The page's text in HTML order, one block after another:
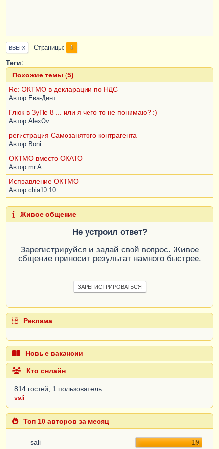
ВВЕРХ Страницы 1
Теги:
Похожие темы (5)
Re: ОКТМО в декларации по НДС
Автор Ева-Дент
Глюк в ЗуПе 8 ... или я чего то не понимаю? :)
Автор AlexOv
регистрация Самозанятого контрагента
Автор Boni
ОКТМО вместо ОКАТО
Автор mr.A
Исправление ОКТМО
Автор chia10.10
Живое общение
Не устроил ответ?
Зарегистрируйся и задай свой вопрос. Живое
общение приносит результат намного быстрее.
ЗАРЕГИСТРИРОВАТЬСЯ
Реклама
Новые вакансии
Кто онлайн
814 гостей, 1 пользователь
sali
Топ 10 авторов за месяц
sali 19